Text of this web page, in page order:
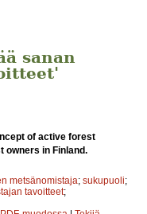
sanan
of active forest
owners in Finland.
metsänomistaja; sukupuoli;
tavoitteet;